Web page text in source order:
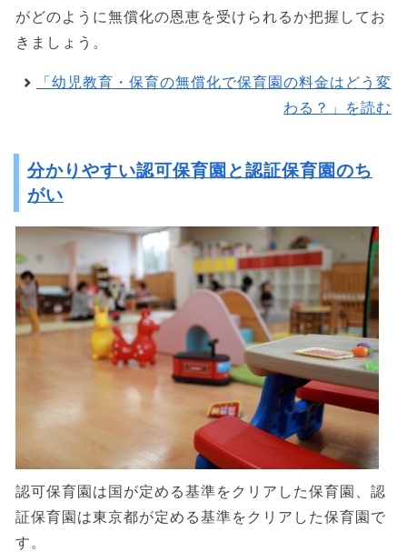
がどのように無償化の恩恵を受けられるか把握してお
きましょう。
「幼児教育・保育の無償化で保育園の料金はどう変
わる？」を読む
分かりやすい認可保育園と認証保育園のち
がい
認可保育園は国が定める基準をクリアした保育園、認
証保育園は東京都が定める基準をクリアした保育園で
す。